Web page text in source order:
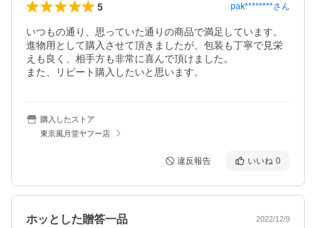
5 pak********さん
いつもの通り、思っていた通りの商品で満足しています。
進物用として購入させて頂きましたが、包装も丁寧で見栄
えも良く、相手方も非常に喜んで頂けました。
また、リピート購入したいと思います。
購入したストア
東京風月堂ヤフー店
違反報告 いいね 0
ホッとした贈答一品 2022/12/9